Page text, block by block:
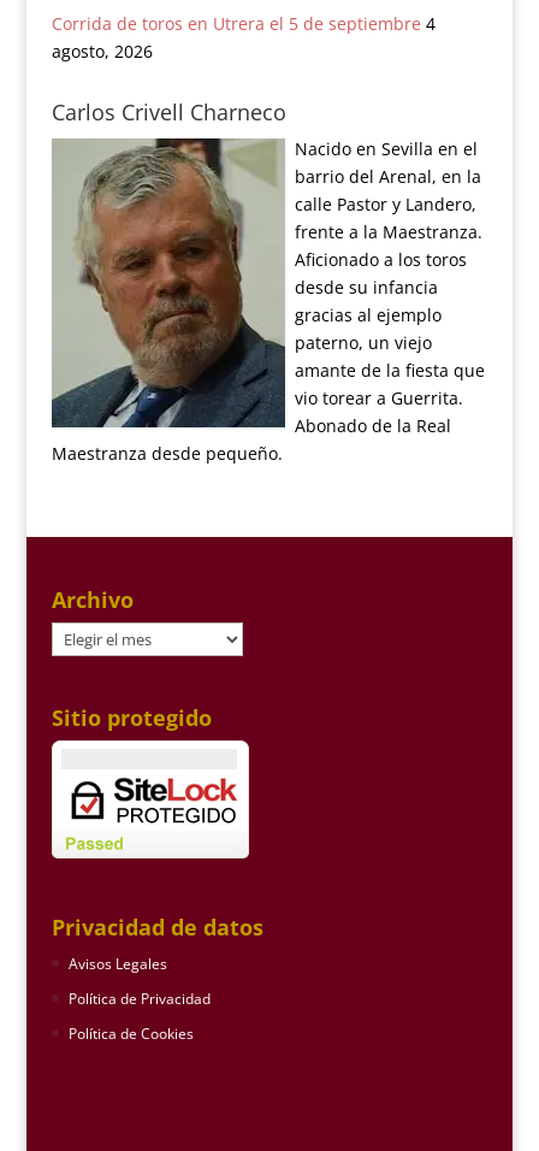
Corrida de toros en Utrera el 5 de septiembre 4
agosto, 2026
Carlos Crivell Charneco
Nacido en Sevilla en el
barrio del Arenal, en la
calle Pastor y Landero,
frente a la Maestranza.
Aficionado a los toros
desde su infancia
gracias al ejemplo
paterno, un viejo
amante de la fiesta que
vio torear a Guerrita.
Abonado de la Real
Maestranza desde pequeño.
Archivo
Archivo
Sitio protegido
Privacidad de datos
Avisos Legales
Política de Privacidad
Política de Cookies